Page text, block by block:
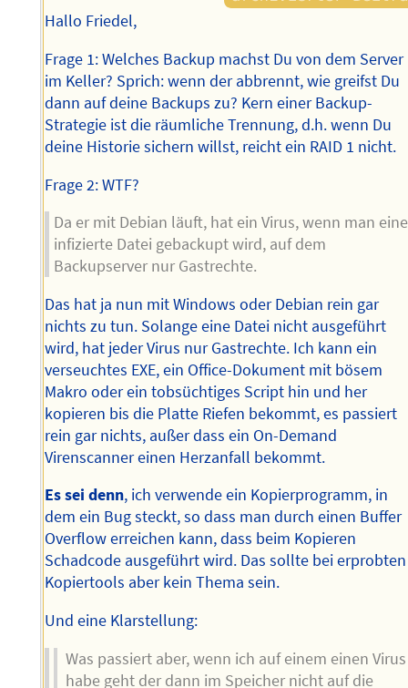
Hallo Friedel,
Frage 1: Welches Backup machst Du von dem Server
im Keller? Sprich: wenn der abbrennt, wie greifst Du
dann auf deine Backups zu? Kern einer Backup-
Strategie ist die räumliche Trennung, d.h. wenn Du
deine Historie sichern willst, reicht ein RAID 1 nicht.
Frage 2: WTF?
Da er mit Debian läuft, hat ein Virus, wenn man eine
infizierte Datei gebackupt wird, auf dem
Backupserver nur Gastrechte.
Das hat ja nun mit Windows oder Debian rein gar
nichts zu tun. Solange eine Datei nicht ausgeführt
wird, hat jeder Virus nur Gastrechte. Ich kann ein
verseuchtes EXE, ein Office-Dokument mit bösem
Makro oder ein tobsüchtiges Script hin und her
kopieren bis die Platte Riefen bekommt, es passiert
rein gar nichts, außer dass ein On-Demand
Virenscanner einen Herzanfall bekommt.
Es sei denn, ich verwende ein Kopierprogramm, in
dem ein Bug steckt, so dass man durch einen Buffer
Overflow erreichen kann, dass beim Kopieren
Schadcode ausgeführt wird. Das sollte bei erprobten
Kopiertools aber kein Thema sein.
Und eine Klarstellung:
Was passiert aber, wenn ich auf einem einen Virus
habe geht der dann im Speicher nicht auf die